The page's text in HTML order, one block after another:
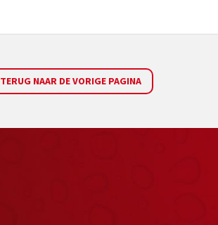
TERUG NAAR DE VORIGE PAGINA